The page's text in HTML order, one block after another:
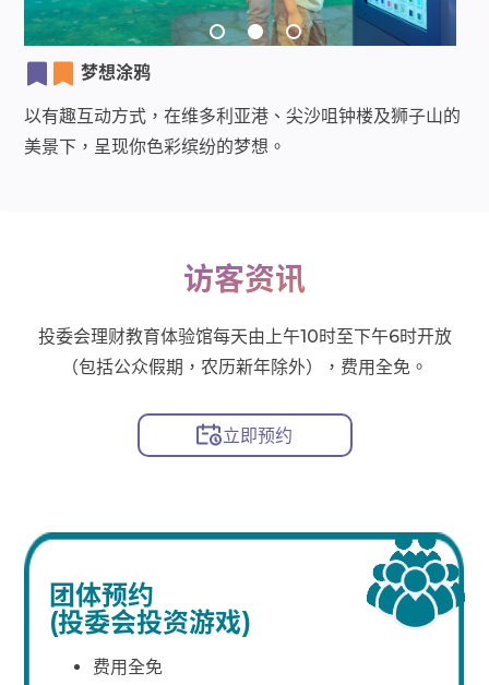
梦想涂鸦
以有趣互动方式，在维多利亚港、尖沙咀钟楼及狮子山的
美景下，呈现你色彩缤纷的梦想。
访客资讯
投委会理财教育体验馆每天由上午10时至下午6时开放
（包括公众假期，农历新年除外），费用全免。
立即预约
团体预约
(投委会投资游戏)
费用全免